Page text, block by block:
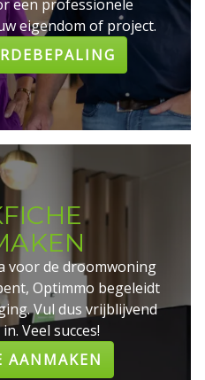
een professionele
eigendom of project.
voor de droomwoning
Optimmo begeleidt
Vul dus vrijblijvend
Veel succes!
AANMAKEN